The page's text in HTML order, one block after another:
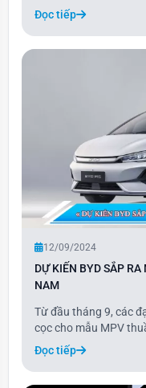
dẫn đầu qua các
phá vỡ thế độc quyền
Quốc lắp ráp trong
Đọc tiếp
12/09/2024
DỰ KIẾN BYD SẮP
NAM
Từ đầu tháng 9, các
cọc cho mẫu MPV
Quốc. Dự kiến ra mắt
khách trong vòng
xe này chỉ có một
Đọc tiếp